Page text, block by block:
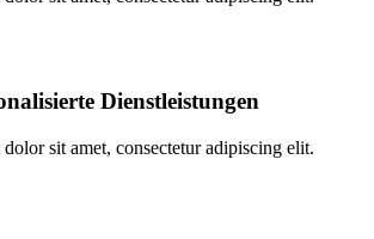
Dienstleistungen
sit amet, consectetur adipiscing elit.